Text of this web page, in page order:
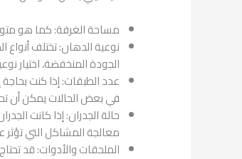
مساحة الغرفة: كما هو
نوعية الدهان: تختلف
الجودة المنخفضة، اختيار
عدد الطبقات: إذا كنت
في بعض الحالات يمكن أن
حالة الجدران: إذا كانت
معالجة المشاكل التي تؤثر
الملحقات والأدوات: قد